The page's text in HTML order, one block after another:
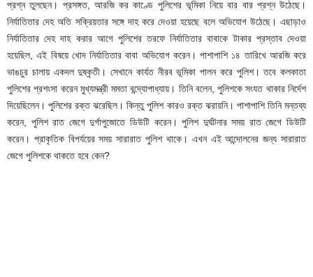
প্রশ্ন তুলছেন। প্রসঙ্গত, আরজি কর কাণ্ডে পুলিশের ভূমিকা নিয়ে বার বার প্রশ্ন উঠেছে।
নির্যাতিতার দেহ অতি সক্রিয়তার সঙ্গে দাহ করে দেওয়া হয়েছে বলে অভিযোগ উঠেছে। এছাড়াও
নির্যাতিতার দেহ দাহ করার আগে পুলিশের তরফে নির্যাতিতার বাবাকে টাকার প্রস্তাব দেওয়া
হয়েছিল, এই বিষয়ে খোদ নির্যাতিতার বাবা অভিযোগ করেন। পাশাপাশি ১৪ তারিখে আরজি করে
ভাঙচুর চালায় একদল দুষ্কৃতী। সেখানে কার্যত নীরব ভূমিকা পালন করে পুলিশ। তবে কলকাতা
পুলিশের প্রশংসা করেন মুখ্যমন্ত্রী মমতা বন্দ্যোপাধ্যায়। তিনি বলেন, পুলিশকে সংযত থাকার নির্দেশ
দিয়েছিলেন। পুলিশের রক্ত ঝরেছিল। কিন্তু পুলিশ কারও রক্ত ঝরায়নি। পাশাপাশি তিনি মন্তব্য
করেন, পুলিশ রাত জেগে দুর্গাপুজোতে ডিউটি করেন। পুলিশ দুর্ঘটনার সময় রাত জেগে ডিউটি
করেন। প্রাকৃতিক বিপর্যয়ের সময় সারারাত পুলিশ থাকে। এখন এই আন্দোলনের জন্য সারারাত
জেগে পুলিশকে থাকতে হবে কেন?